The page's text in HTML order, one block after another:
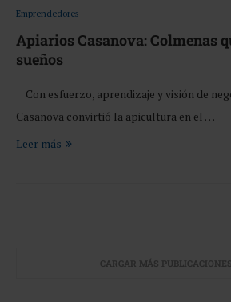
Emprendedores
Apiarios Casanova: Colmenas
sueños
Con esfuerzo, aprendizaje y visión de
Casanova convirtió la apicultura en el …
Leer más
CARGAR MÁS PUBLICACIONES